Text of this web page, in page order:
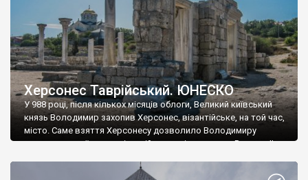
Херсонес Таврійський. ЮНЕСКО
У 988 році, після кількох місяців облоги, Великий київський
князь Володимир захопив Херсонес, візантійське, на той час,
місто. Саме взяття Херсонесу дозволило Володимиру
диктувати свої умови візантійському імператору Василю ІІ, та
Херсонесі Володимир-язичник, став Василем-християнином.